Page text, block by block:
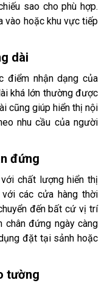
sao cho phù hợp.
vào hoặc khu vực tiếp
dài
điểm nhận dạng của
khá lớn thường được
cũng giúp hiển thị nội
nhu cầu của người
đứng
chất lượng hiển thị
các cửa hàng thời
đến bất cứ vị trí
chân đứng ngày càng
đặt tại sảnh hoặc
tường